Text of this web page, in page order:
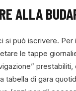
ALLA
si può iscrivere. Per
le tappe
tabella di gara